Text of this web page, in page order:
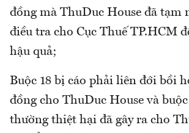
đồng mà ThuDuc House đã tạm
điều tra cho Cục Thuế TP.HCM
hậu quả;
Buộc 18 bị cáo phải liên đới bồi
đồng cho ThuDuc House và
thường thiệt hại đã gây ra cho